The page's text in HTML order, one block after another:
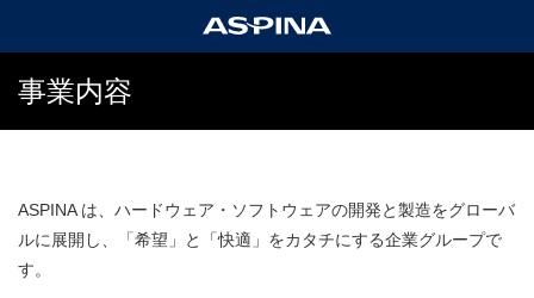
事業内容
ASPINA は、ハードウェア・ソフトウェアの開発と製造をグローバ
ルに展開し、「希望」と「快適」をカタチにする企業グループで
す。